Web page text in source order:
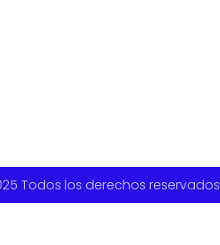
Todos los derechos reservados